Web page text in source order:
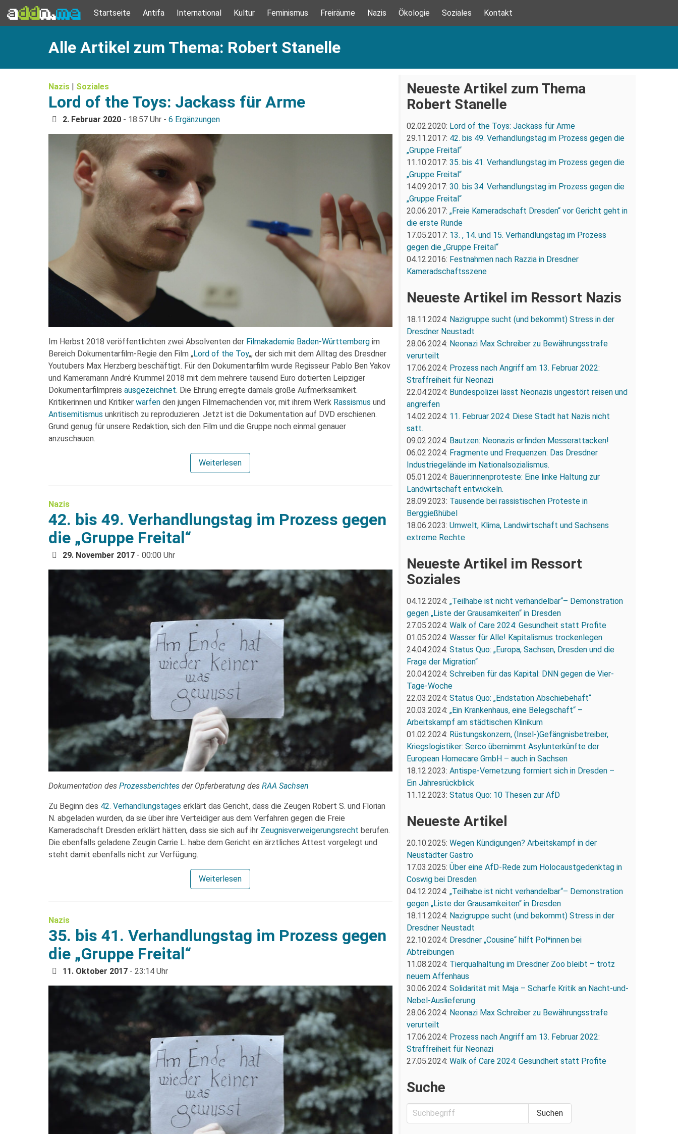
Startseite Antifa International Kultur Feminismus Freiräume Nazis Ökologie Soziales Kontakt
Alle Artikel zum Thema: Robert Stanelle
Nazis | Soziales
Lord of the Toys: Jackass für Arme
2. Februar 2020 - 18:57 Uhr - 6 Ergänzungen
Im Herbst 2018 veröffentlichten zwei Absolventen der Filmakademie Baden-Württemberg im
Bereich Dokumentarfilm-Regie den Film „ Lord of the Toy„, der sich mit dem Alltag des Dresdner
Youtubers Max Herzberg beschäftigt. Für den Dokumentarfilm wurde Regisseur Pablo Ben Yakov
und Kameramann André Krummel 2018 mit dem mehrere tausend Euro dotierten Leipziger
Dokumentarfilmpreis ausgezeichnet. Die Ehrung erregte damals große Aufmerksamkeit.
Kritikerinnen und Kritiker warfen den jungen Filmemachenden vor, mit ihrem Werk Rassismus und
Antisemitismus unkritisch zu reproduzieren. Jetzt ist die Dokumentation auf DVD erschienen.
Grund genug für unsere Redaktion, sich den Film und die Gruppe noch einmal genauer
anzuschauen.
Weiterlesen
Nazis
42. bis 49. Verhandlungstag im Prozess gegen
die „Gruppe Freital“
29. November 2017 - 00:00 Uhr
Dokumentation des Prozessberichtes der Opferberatung des RAA Sachsen
Zu Beginn des 42. Verhandlungstages erklärt das Gericht, dass die Zeugen Robert S. und Florian
N. abgeladen wurden, da sie über ihre Verteidiger aus dem Verfahren gegen die Freie
Kameradschaft Dresden erklärt hätten, dass sie sich auf ihr Zeugnisverweigerungsrecht berufen.
Die ebenfalls geladene Zeugin Carrie L. habe dem Gericht ein ärztliches Attest vorgelegt und
steht damit ebenfalls nicht zur Verfügung.
Weiterlesen
Nazis
35. bis 41. Verhandlungstag im Prozess gegen
die „Gruppe Freital“
11. Oktober 2017 - 23:14 Uhr
Neueste Artikel zum Thema
Robert Stanelle
02.02.2020: Lord of the Toys: Jackass für Arme
29.11.2017: 42. bis 49. Verhandlungstag im Prozess gegen die
„Gruppe Freital“
11.10.2017: 35. bis 41. Verhandlungstag im Prozess gegen die
„Gruppe Freital“
14.09.2017: 30. bis 34. Verhandlungstag im Prozess gegen die
„Gruppe Freital“
20.06.2017: „Freie Kameradschaft Dresden“ vor Gericht geht in
die erste Runde
17.05.2017: 13. , 14. und 15. Verhandlungstag im Prozess
gegen die „Gruppe Freital“
04.12.2016: Festnahmen nach Razzia in Dresdner
Kameradschaftsszene
Neueste Artikel im Ressort Nazis
18.11.2024: Nazigruppe sucht (und bekommt) Stress in der
Dresdner Neustadt
28.06.2024: Neonazi Max Schreiber zu Bewährungsstrafe
verurteilt
17.06.2024: Prozess nach Angriff am 13. Februar 2022:
Straffreiheit für Neonazi
22.04.2024: Bundespolizei lässt Neonazis ungestört reisen und
angreifen
14.02.2024: 11. Februar 2024: Diese Stadt hat Nazis nicht
satt.
09.02.2024: Bautzen: Neonazis erfinden Messerattacken!
06.02.2024: Fragmente und Frequenzen: Das Dresdner
Industriegelände im Nationalsozialismus.
05.01.2024: Bäuer:innenproteste: Eine linke Haltung zur
Landwirtschaft entwickeln.
28.09.2023: Tausende bei rassistischen Proteste in
Berggießhübel
18.06.2023: Umwelt, Klima, Landwirtschaft und Sachsens
extreme Rechte
Neueste Artikel im Ressort
Soziales
04.12.2024: „Teilhabe ist nicht verhandelbar“– Demonstration
gegen „Liste der Grausamkeiten“ in Dresden
27.05.2024: Walk of Care 2024: Gesundheit statt Profite
01.05.2024: Wasser für Alle! Kapitalismus trockenlegen
24.04.2024: Status Quo: „Europa, Sachsen, Dresden und die
Frage der Migration“
20.04.2024: Schreiben für das Kapital: DNN gegen die Vier-
Tage-Woche
22.03.2024: Status Quo: „Endstation Abschiebehaft“
20.03.2024: „Ein Krankenhaus, eine Belegschaft“ –
Arbeitskampf am städtischen Klinikum
01.02.2024: Rüstungskonzern, (Insel-)Gefängnisbetreiber,
Kriegslogistiker: Serco übernimmt Asylunterkünfte der
European Homecare GmbH – auch in Sachsen
18.12.2023: Antispe-Vernetzung formiert sich in Dresden –
Ein Jahresrückblick
11.12.2023: Status Quo: 10 Thesen zur AfD
Neueste Artikel
20.10.2025: Wegen Kündigungen? Arbeitskampf in der
Neustädter Gastro
17.03.2025: Über eine AfD-Rede zum Holocaustgedenktag in
Coswig bei Dresden
04.12.2024: „Teilhabe ist nicht verhandelbar“– Demonstration
gegen „Liste der Grausamkeiten“ in Dresden
18.11.2024: Nazigruppe sucht (und bekommt) Stress in der
Dresdner Neustadt
22.10.2024: Dresdner „Cousine“ hilft Pol*innen bei
Abtreibungen
11.08.2024: Tierqualhaltung im Dresdner Zoo bleibt – trotz
neuem Affenhaus
30.06.2024: Solidarität mit Maja – Scharfe Kritik an Nacht-und-
Nebel-Auslieferung
28.06.2024: Neonazi Max Schreiber zu Bewährungsstrafe
verurteilt
17.06.2024: Prozess nach Angriff am 13. Februar 2022:
Straffreiheit für Neonazi
27.05.2024: Walk of Care 2024: Gesundheit statt Profite
Suche